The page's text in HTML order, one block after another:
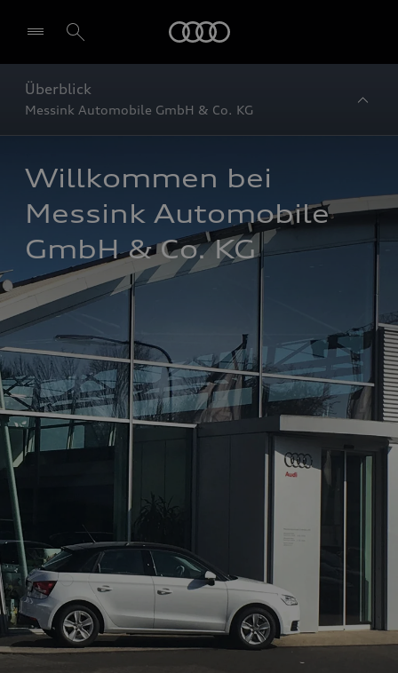
Überblick
Messink Automobile GmbH & Co. KG
Willkommen bei
Messink Automobile
GmbH & Co. KG